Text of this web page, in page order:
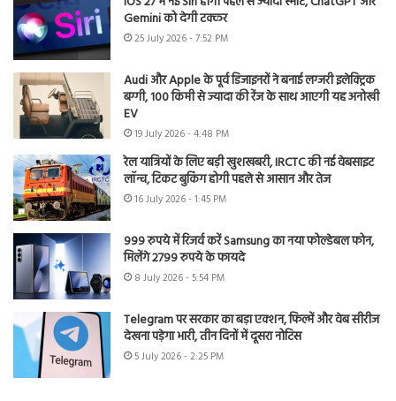
Gemini को देगी टक्कर
25 July 2026 - 7:52 PM
Audi और Apple के पूर्व डिजाइनरों ने बनाई लग्जरी इलेक्ट्रिक
बग्गी, 100 किमी से ज्यादा की रेंज के साथ आएगी यह अनोखी
EV
19 July 2026 - 4:48 PM
रेल यात्रियों के लिए बड़ी खुशखबरी, IRCTC की नई वेबसाइट
लॉन्च, टिकट बुकिंग होगी पहले से आसान और तेज
16 July 2026 - 1:45 PM
999 रुपये में रिजर्व करें Samsung का नया फोल्डेबल फोन,
मिलेंगे 2799 रुपये के फायदे
8 July 2026 - 5:54 PM
Telegram पर सरकार का बड़ा एक्शन, फिल्में और वेब सीरीज
देखना पड़ेगा भारी, तीन दिनों में दूसरा नोटिस
5 July 2026 - 2:25 PM